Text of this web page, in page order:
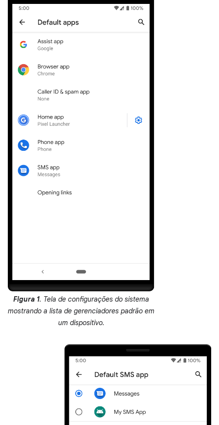
Figura 1. Tela de configurações do sistema
mostrando a lista de gerenciadores padrão em
um dispositivo.